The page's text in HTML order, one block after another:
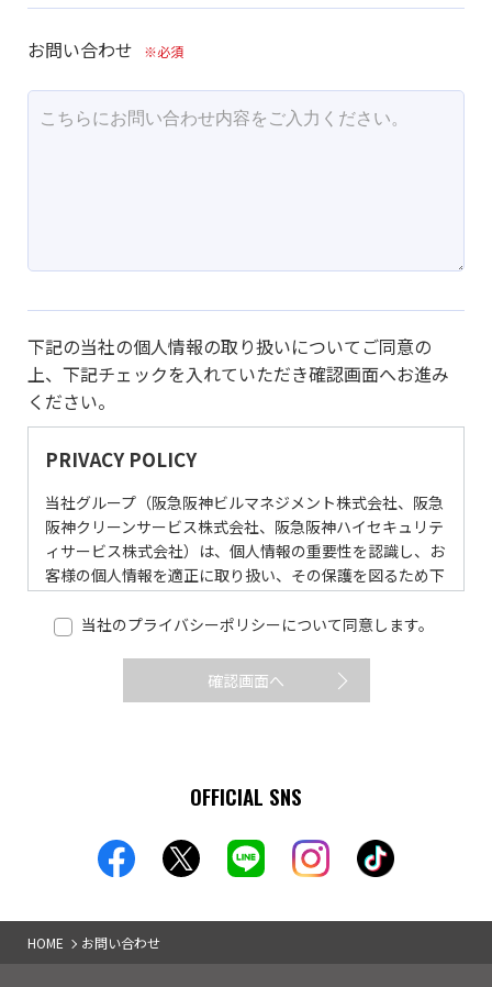
お問い合わせ
下記の当社の個人情報の取り扱いについてご同意の
上、下記チェックを入れていただき確認画面へお進み
ください。
PRIVACY POLICY
当社グループ（阪急阪神ビルマネジメント株式会社、阪急
阪神クリーンサービス株式会社、阪急阪神ハイセキュリテ
ィサービス株式会社）は、個人情報の重要性を認識し、お
客様の個人情報を適正に取り扱い、その保護を図るため下
阪急阪神ビルマネジメント株式会社
当社の住所・代表者の氏名については、以下をご参照
hanshin.co.jp/company/about/index.html
当社グループの基本姿勢について
情報保護に関する諸規程を定め、遵守するとともに、
当社のプライバシーポリシーについて同意します。
確認画面へ
OFFICIAL SNS
HOME お問い合わせ